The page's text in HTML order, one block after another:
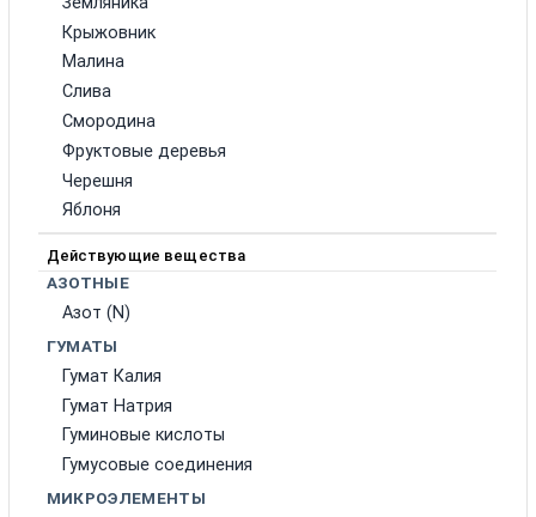
Крыжовник
Малина
Слива
Смородина
Фруктовые деревья
Черешня
Яблоня
Действующие вещества
АЗОТНЫЕ
Азот (N)
ГУМАТЫ
Гумат Калия
Гумат Натрия
Гуминовые кислоты
Гумусовые соединения
МИКРОЭЛЕМЕНТЫ